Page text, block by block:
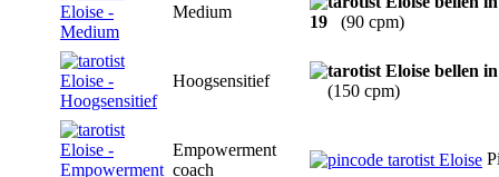
Medium
19 (90 cpm)
Hoogsensitief
(150 cpm)
Empowerment
coach